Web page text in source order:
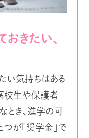
きたい、
い気持ちはある
校生や保護者
とき、進学の可
が「奨学金」で